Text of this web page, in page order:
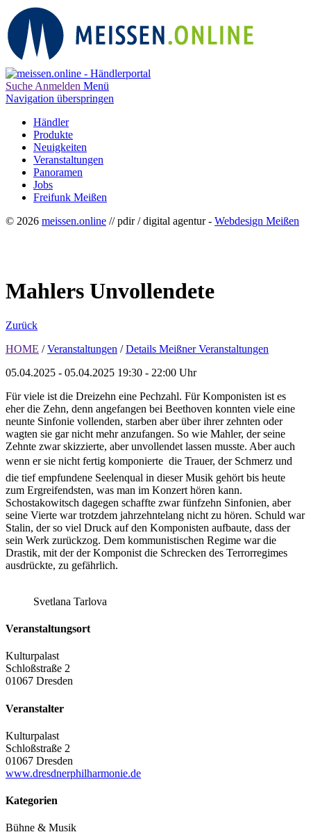
Suche Anmelden Menü
Navigation überspringen
Händler
Produkte
Neuigkeiten
Veranstaltungen
Panoramen
Jobs
Freifunk Meißen
© 2026 meissen.online // pdir / digital agentur - Webdesign Meißen
Mahlers Unvollendete
Zurück
HOME / Veranstaltungen / Details Meißner Veranstaltungen
05.04.2025 - 05.04.2025 19:30 - 22:00 Uhr
Für viele ist die Dreizehn eine Pechzahl. Für Komponisten ist es
eher die Zehn, denn angefangen bei Beethoven konnten viele eine
neunte Sinfonie vollenden, starben aber über ihrer zehnten oder
wagten sie gar nicht mehr anzufangen. So wie Mahler, der seine
Zehnte zwar skizzierte, aber unvollendet lassen musste. Aber auch
wenn er sie nicht fertig komponierte  die Trauer, der Schmerz und
die tief empfundene Seelenqual in dieser Musik gehört bis heute
zum Ergreifendsten, was man im Konzert hören kann.
Schostakowitsch dagegen schaffte zwar fünfzehn Sinfonien, aber
seine Vierte war trotzdem jahrzehntelang nicht zu hören. Schuld war
Stalin, der so viel Druck auf den Komponisten aufbaute, dass der
sein Werk zurückzog. Dem kommunistischen Regime war die
Drastik, mit der der Komponist die Schrecken des Terrorregimes
ausdrückte, zu gefährlich.
Svetlana Tarlova
Veranstaltungsort
Kulturpalast
Schloßstraße 2
01067 Dresden
Veranstalter
Kulturpalast
Schloßstraße 2
01067 Dresden
www.dresdnerphilharmonie.de
Kategorien
Bühne & Musik